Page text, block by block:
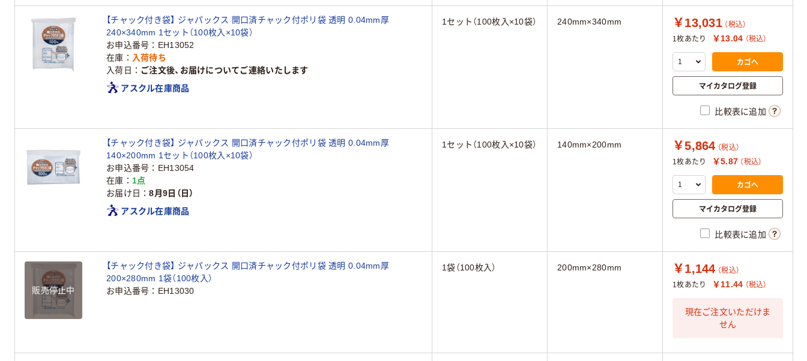
【チャック付き袋】 ジャパックス 開口済チャック付ポリ袋 透明 0.04mm厚
240×340mm 1セット（100枚入×10袋）
お申込番号
EH13052
在庫
入荷待ち
入荷日
ご注文後、お届けについてご連絡いたします
アスクル在庫商品
1セット（100枚入×10袋） 240mm×340mm ￥13,031 （税込）
1枚あたり
￥13.04 （税込）
カゴへ
マイカタログ登録
比較表に追加
【チャック付き袋】 ジャパックス 開口済チャック付ポリ袋 透明 0.04mm厚
140×200mm 1セット（100枚入×10袋）
お申込番号
EH13054
在庫
1点
お届け日
8月9日（日）
アスクル在庫商品
1セット（100枚入×10袋） 140mm×200mm ￥5,864 （税込）
1枚あたり
￥5.87 （税込）
カゴへ
マイカタログ登録
比較表に追加
販売停止中
【チャック付き袋】 ジャパックス 開口済チャック付ポリ袋 透明 0.04mm厚
200×280mm 1袋（100枚入）
お申込番号
EH13030
1袋（100枚入） 200mm×280mm ￥1,144 （税込）
1枚あたり
￥11.44 （税込）
現在ご注文いただけま
せん